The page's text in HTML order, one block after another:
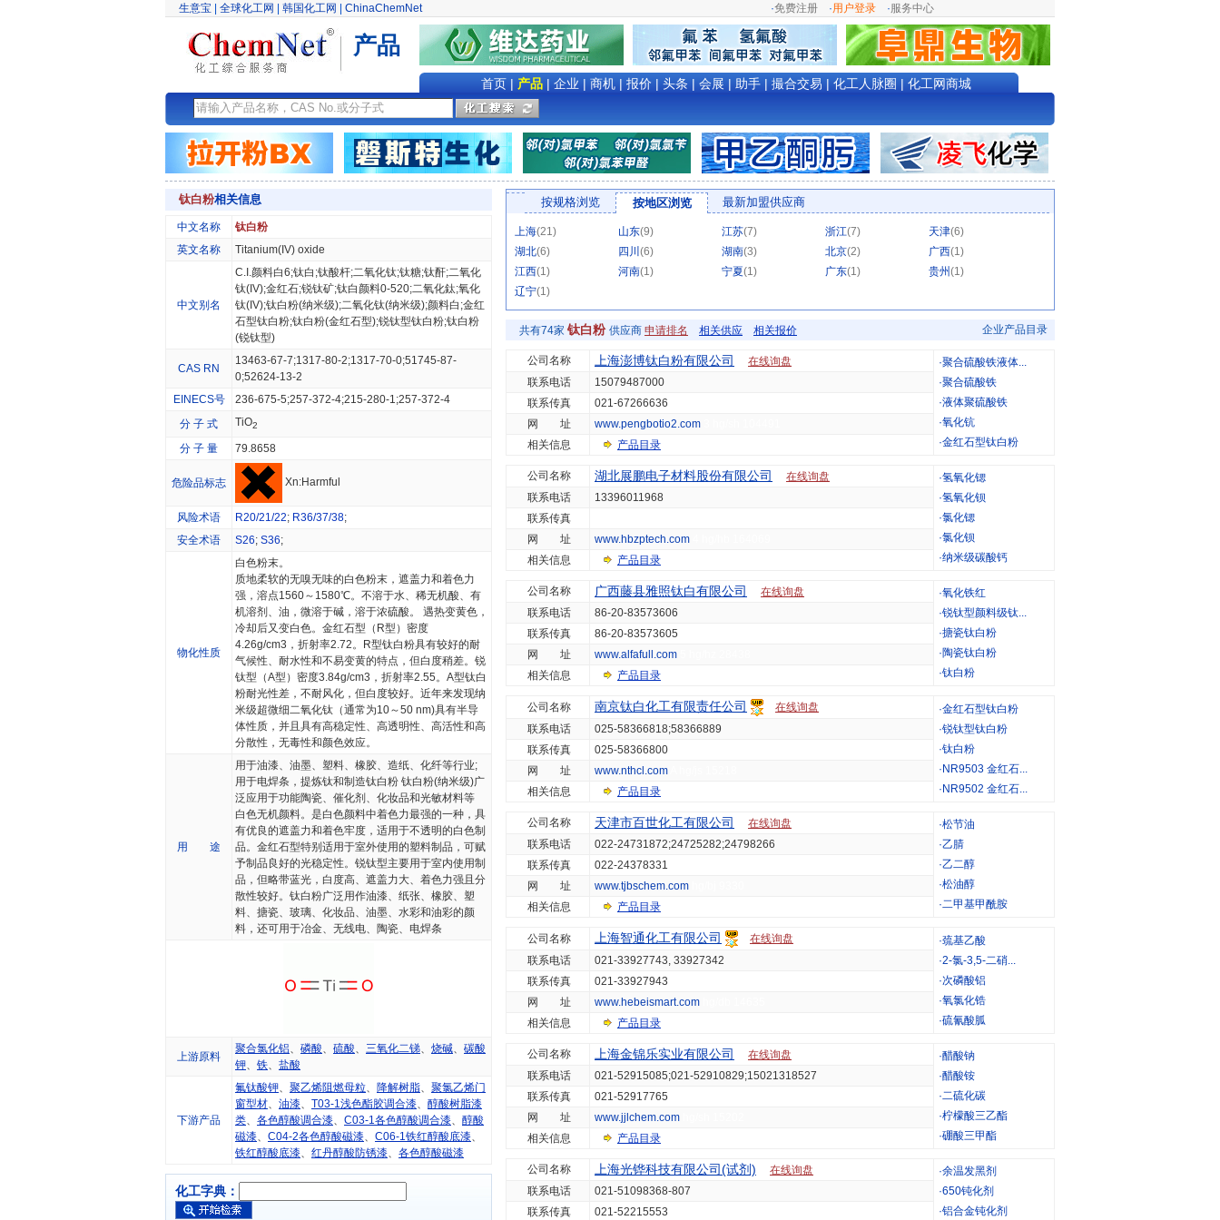
生意宝 全球化工网 韩国化工网 ChinaChemNet ·免费注册 ·用户登录 ·服务中心
产品
首页| 产品| 企业 | 商机| 报价| 头条 | 会展 | 助手| 撮合交易 | 化工人脉圈 | 化工网商城
钛白粉相关信息
中文名称
钛白粉
英文名称
Titanium(IV) oxide
中文别名
C.I.颜料白6;钛白;钛酸杆;二氧化钛;钛糖;钛酐;二氧化
钛(IV);金红石;锐钛矿;钛白颜料0-520;二氧化鈦;氧化
钛(IV);钛白粉(纳米级);二氧化钛(纳米级);颜料白;金红
石型钛白粉;钛白粉(金红石型);锐钛型钛白粉;钛白粉
(锐钛型)
CAS RN
13463-67-7;1317-80-2;1317-70-0;51745-87-
0;52624-13-2
EINECS号
236-675-5;257-372-4;215-280-1;257-372-4
分 子 式
TiO2
分 子 量 79.8658
危险品标志 Xn:Harmful
风险术语 R20/21/22; R36/37/38;
安全术语
S26; S36;
物化性质
白色粉末。
质地柔软的无嗅无味的白色粉末，遮盖力和着色力
强，溶点1560～1580℃。不溶于水、稀无机酸、有
机溶剂、油，微溶于碱，溶于浓硫酸。 遇热变黄色，
冷却后又变白色。金红石型（R型）密度
4.26g/cm3，折射率2.72。R型钛白粉具有较好的耐
气候性、耐水性和不易变黄的特点，但白度稍差。锐
钛型（A型）密度3.84g/cm3，折射率2.55。A型钛白
粉耐光性差，不耐风化，但白度较好。近年来发现纳
米级超微细二氧化钛（通常为10～50 nm)具有半导
体性质，并且具有高稳定性、高透明性、高活性和高
分散性，无毒性和颜色效应。
用 途
用于油漆、油墨、塑料、橡胶、造纸、化纤等行业;
用于电焊条，提炼钛和制造钛白粉 钛白粉(纳米级)广
泛应用于功能陶瓷、催化剂、化妆品和光敏材料等
白色无机颜料。是白色颜料中着色力最强的一种，具
有优良的遮盖力和着色牢度，适用于不透明的白色制
品。金红石型特别适用于室外使用的塑料制品，可赋
予制品良好的光稳定性。锐钛型主要用于室内使用制
品，但略带蓝光，白度高、遮盖力大、着色力强且分
散性较好。钛白粉广泛用作油漆、纸张、橡胶、塑
料、搪瓷、玻璃、化妆品、油墨、水彩和油彩的颜
料，还可用于冶金、无线电、陶瓷、电焊条
上游原料
聚合氯化铝、 磷酸、 硫酸、 三氧化二锑、 烧碱、 碳酸
钾、 铁、 盐酸
下游产品
氟钛酸钾、 聚乙烯阻燃母粒、 降解树脂、 聚氯乙烯门
窗型材、 油漆、 T03-1浅色酯胶调合漆、 醇酸树脂漆
类、 各色醇酸调合漆、 C03-1各色醇酸调合漆、 醇酸
磁漆、 C04-2各色醇酸磁漆、 C06-1铁红醇酸底漆、
铁红醇酸底漆、 红丹醇酸防锈漆、 各色醇酸磁漆
化工字典：
按规格浏览 按地区浏览 最新加盟供应商
上海(21) 山东(9) 江苏(7) 浙江(7) 天津(6)
湖北(6) 四川 (6) 湖南(3) 北京(2) 广西(1)
江西(1) 河南(1) 宁夏(1) 广东(1) 贵州(1)
辽宁(1)
共有74家 钛白粉 供应商 申请排名 相关供应 相关报价 企业产品目录
公司名称 上海澎博钛白粉有限公司 在线询盘 ·聚合硫酸铁液体...
·聚合硫酸铁
·液体聚硫酸铁
·氧化钪
·金红石型钛白粉
联系电话
15079487000
联系传真
021-67266636
网 址
www.pengbotio2.com
相关信息
产品目录
公司名称 湖北展鹏电子材料股份有限公司 在线询盘 ·氢氧化锶
·氢氧化钡
·氯化锶
·氯化钡
·纳米级碳酸钙
联系电话
13396011968
联系传真
网 址
www.hbzptech.com
相关信息
产品目录
公司名称 广西藤县雅照钛白有限公司 在线询盘 ·氧化铁红
·锐钛型颜料级钛...
·搪瓷钛白粉
·陶瓷钛白粉
·钛白粉
联系电话
86-20-83573606
联系传真
86-20-83573605
网 址
www.alfafull.com
相关信息
产品目录
公司名称 南京钛白化工有限责任公司 在线询盘 ·金红石型钛白粉
·锐钛型钛白粉
·钛白粉
· NR9503 金红石...
· NR9502 金红石...
联系电话
025-58366818;58366889
联系传真
025-58366800
网 址
www.nthcl.com
相关信息
产品目录
公司名称 天津市百世化工有限公司 在线询盘 ·松节油
·乙腈
·乙二醇
·松油醇
·二甲基甲酰胺
联系电话
022-24731872;24725282;24798266
联系传真
022-24378331
网 址
www.tjbschem.com
相关信息
产品目录
公司名称 上海智通化工有限公司 在线询盘 ·巯基乙酸
·2-氯-3,5-二硝...
·次磷酸铝
·氧氯化锆
·硫氰酸胍
联系电话
021-33927743, 33927342
联系传真
021-33927943
网 址
www.hebeismart.com
相关信息
产品目录
公司名称 上海金锦乐实业有限公司 在线询盘 ·醋酸钠
·醋酸铵
·二硫化碳
·柠檬酸三乙酯
·硼酸三甲酯
联系电话
021-52915085;021-52910829;15021318527
联系传真
021-52917765
网 址
www.jjlchem.com
相关信息
产品目录
公司名称 上海光铧科技有限公司(试剂) 在线询盘 ·余温发黑剂
·650钝化剂
·铝合金钝化剂
联系电话
021-51098368-807
联系传真
021-52215553